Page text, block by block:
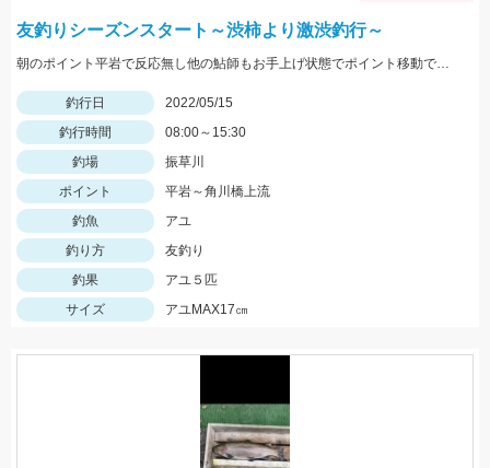
友釣りシーズンスタート～渋柿より激渋釣行～
朝のポイント平岩で反応無し他の鮎師もお手上げ状態でポイント移動で角川橋上流に！瀬の中で５匹のみ追いも弱く渋い釣行でした
釣行日
2022/05/15
釣行時間
08:00～15:30
釣場
振草川
ポイント
平岩～角川橋上流
釣魚
アユ
釣り方
友釣り
釣果
アユ５匹
サイズ
アユMAX17㎝